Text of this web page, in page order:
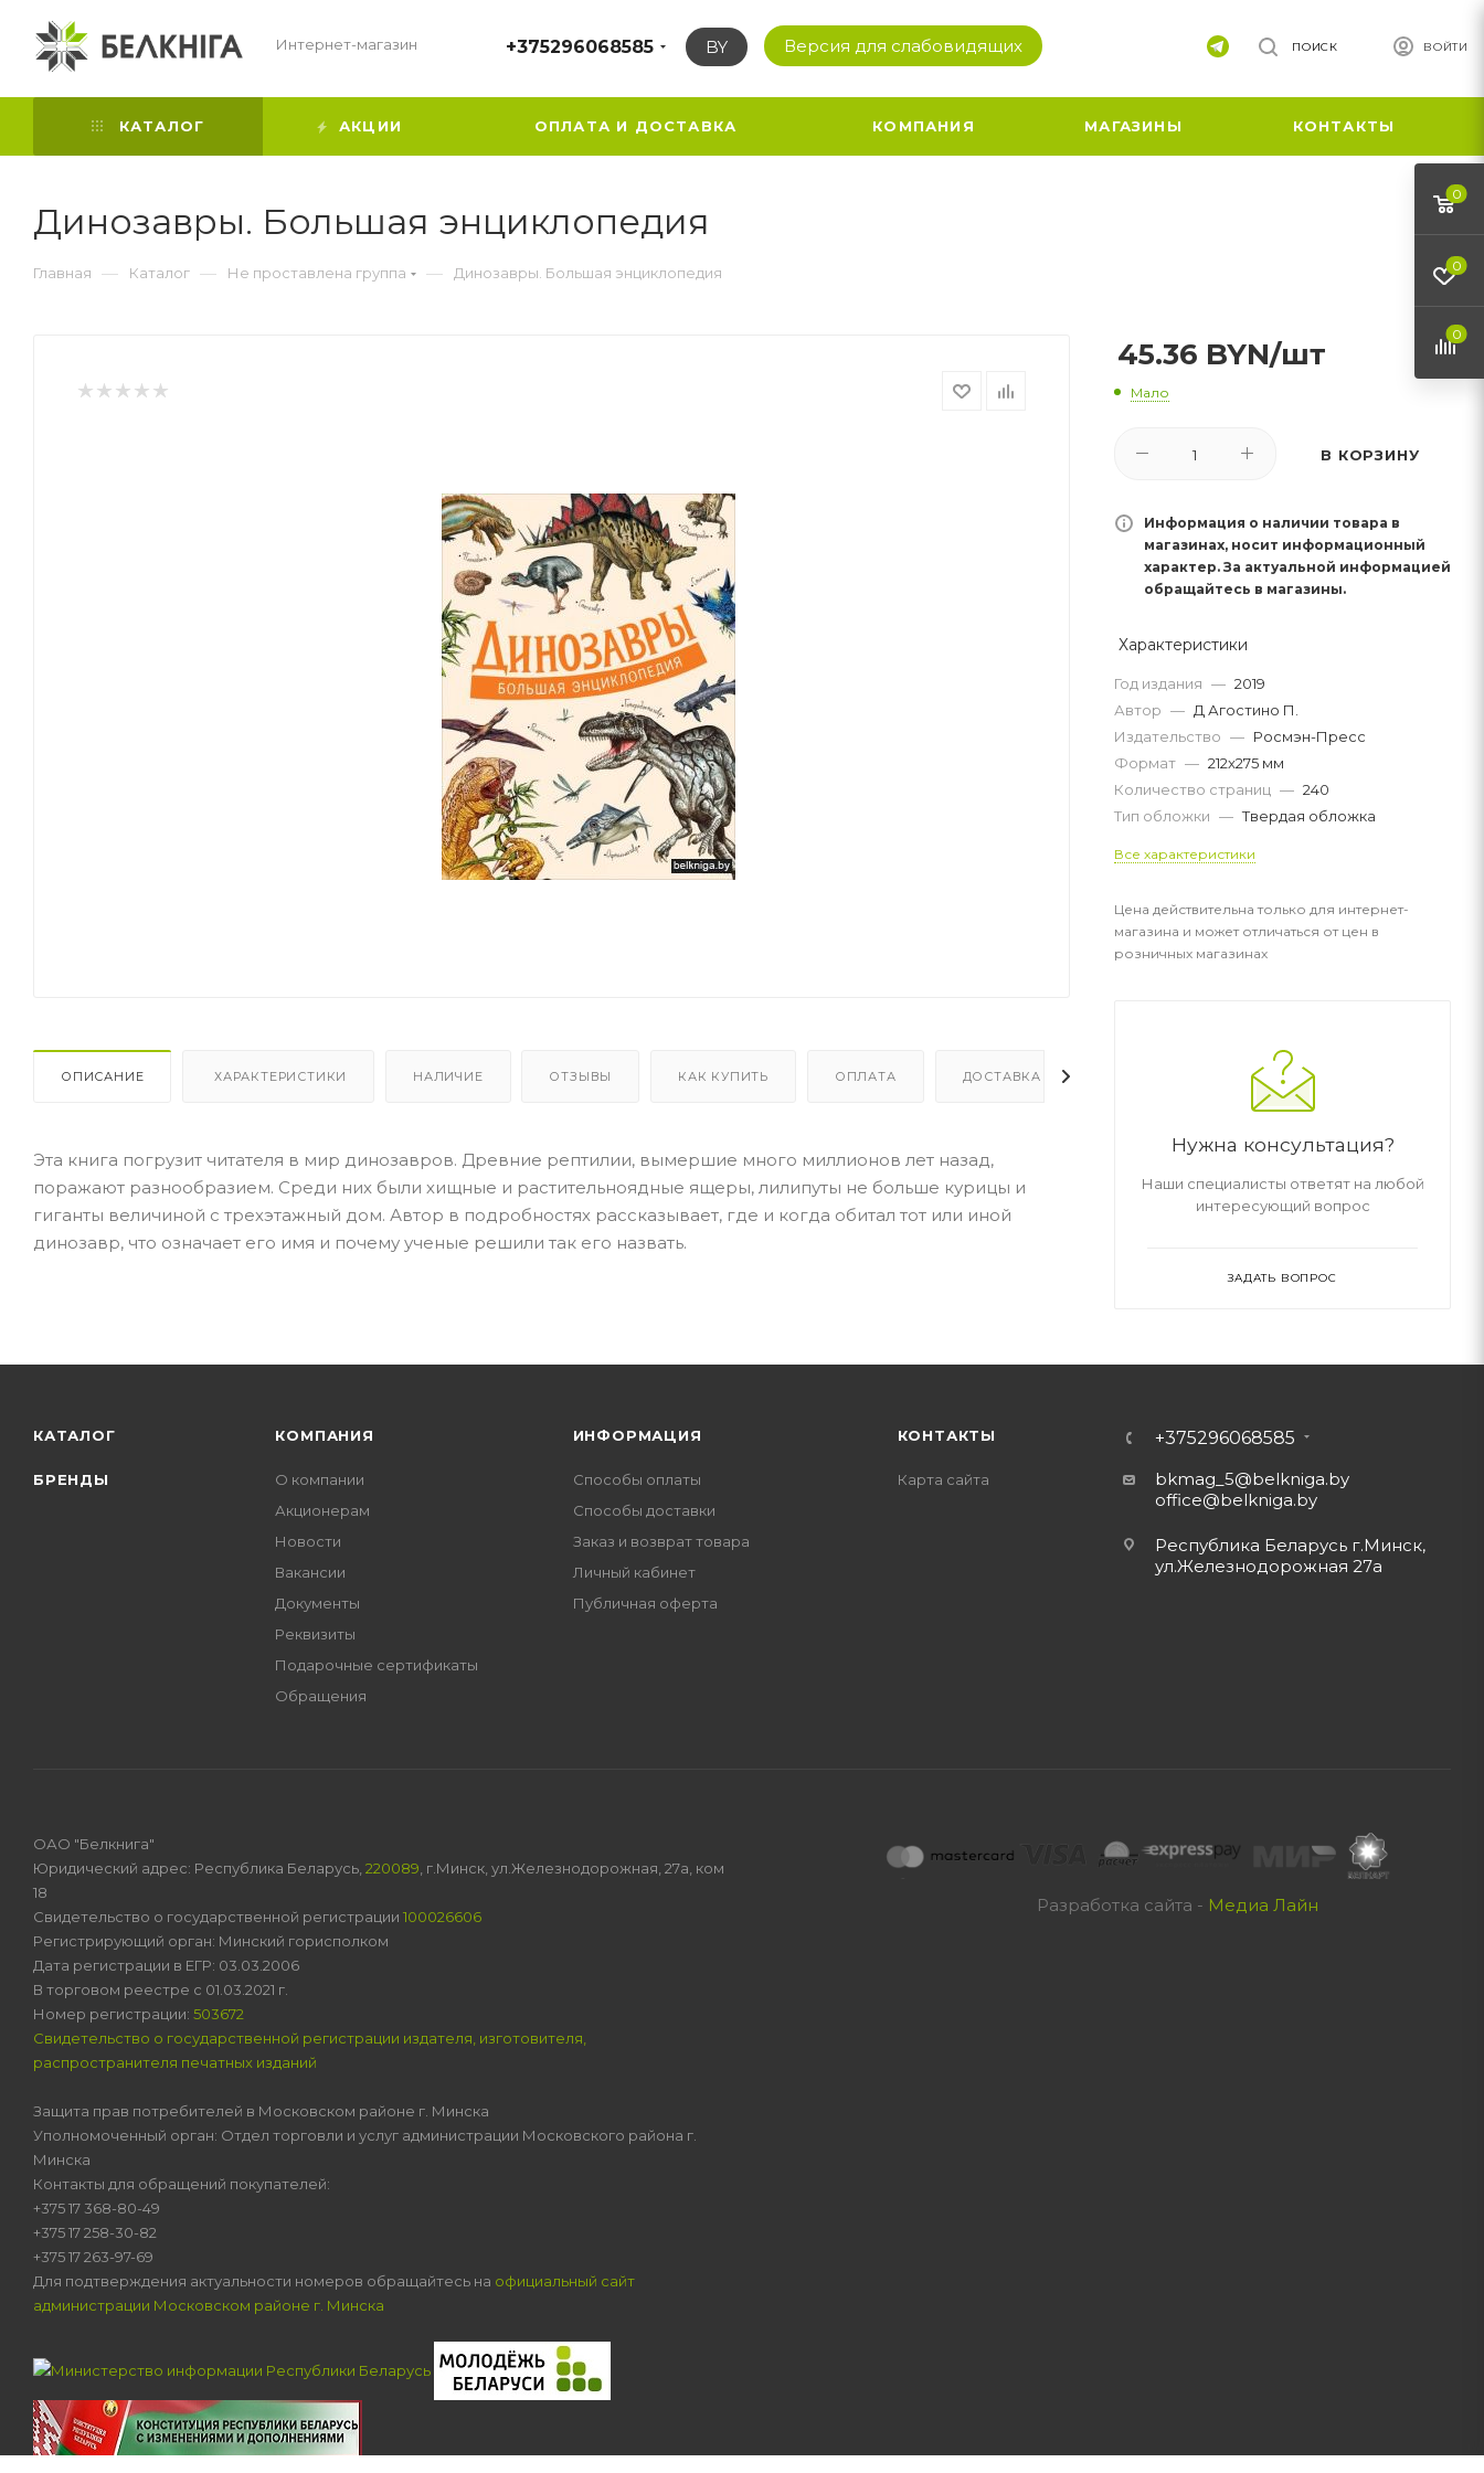
Интернет-магазин +375296068585 BY Версия для слабовидящих ВОЙТИ
ПОИСК
КАТАЛОГ АКЦИИ ОПЛАТА И ДОСТАВКА КОМПАНИЯ МАГАЗИНЫ КОНТАКТЫ
Динозавры. Большая энциклопедия
Главная — Каталог — Не проставлена группа — Динозавры. Большая энциклопедия
ОПИСАНИЕ ХАРАКТЕРИСТИКИ НАЛИЧИЕ ОТЗЫВЫ КАК КУПИТЬ ОПЛАТА ДОСТАВКА
Эта книга погрузит читателя в мир динозавров. Древние рептилии, вымершие много миллионов лет назад,
поражают разнообразием. Среди них были хищные и растительноядные ящеры, лилипуты не больше курицы и
гиганты величиной с трехэтажный дом. Автор в подробностях рассказывает, где и когда обитал тот или иной
динозавр, что означает его имя и почему ученые решили так его назвать.
45.36 BYN/шт
Мало
В КОРЗИНУ
Информация о наличии товара в
магазинах, носит информационный
характер. За актуальной информацией
обращайтесь в магазины.
Характеристики
Год издания — 2019
Автор — Д Агостино П.
Издательство — Росмэн-Пресс
Формат — 212x275 мм
Количество страниц — 240
Тип обложки — Твердая обложка
Все характеристики
Цена действительна только для интернет-
магазина и может отличаться от цен в
розничных магазинах
Нужна консультация?
Наши специалисты ответят на любой
интересующий вопрос
ЗАДАТЬ ВОПРОС
КАТАЛОГ
БРЕНДЫ
КОМПАНИЯ
О компании
Акционерам
Новости
Вакансии
Документы
Реквизиты
Подарочные сертификаты
Обращения
ИНФОРМАЦИЯ
Способы оплаты
Способы доставки
Заказ и возврат товара
Личный кабинет
Публичная оферта
КОНТАКТЫ
Карта сайта
+375296068585
bkmag_5@belkniga.by
office@belkniga.by
Республика Беларусь г.Минск,
ул.Железнодорожная 27а
Разработка сайта - Медиа Лайн
ОАО "Белкнига"
Юридический адрес: Республика Беларусь, 220089 , г.Минск, ул.Железнодорожная, 27а, ком
18
Свидетельство о государственной регистрации 100026606
Регистрирующий орган: Минский горисполком
Дата регистрации в ЕГР: 03.03.2006
В торговом реестре с 01.03.2021 г.
Номер регистрации: 503672
Свидетельство о государственной регистрации издателя, изготовителя,
распространителя печатных изданий
Защита прав потребителей в Московском районе г. Минска
Уполномоченный орган: Отдел торговли и услуг администрации Московского района г.
Минска
Контакты для обращений покупателей:
+375 17 368-80-49
+375 17 258-30-82
+375 17 263-97-69
Для подтверждения актуальности номеров обращайтесь на официальный сайт
администрации Московском районе г. Минска
0
0
0